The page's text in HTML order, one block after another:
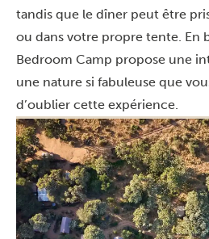
tandis que le dîner peut être
ou dans votre propre tente. En
Bedroom Camp propose une
une nature si fabuleuse que
d’oublier cette expérience.